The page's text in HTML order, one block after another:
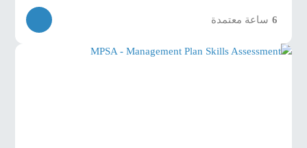
6 ساعة معتمدة